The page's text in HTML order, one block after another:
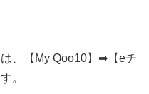
、【My Qoo10】➡【eチ
。